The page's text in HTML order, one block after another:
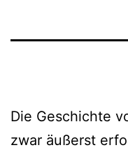
Die Geschichte
zwar äußerst